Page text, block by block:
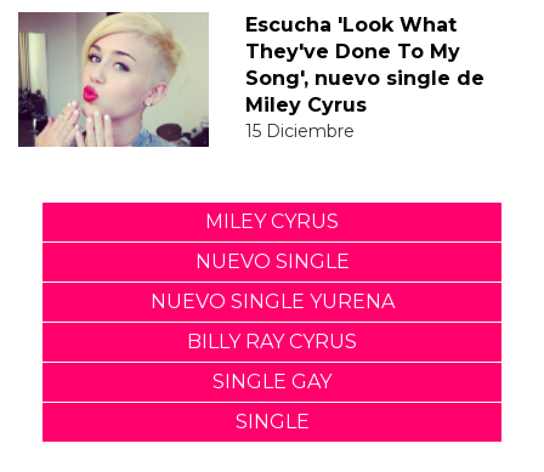
Escucha 'Look What
They've Done To My
Song', nuevo single de
Miley Cyrus
15 Diciembre
MILEY CYRUS
NUEVO SINGLE
NUEVO SINGLE YURENA
BILLY RAY CYRUS
SINGLE GAY
SINGLE